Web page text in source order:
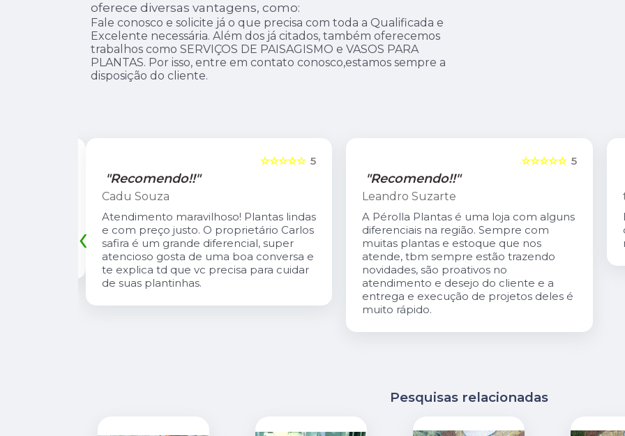
oferece diversas vantagens, como:
Fale conosco e solicite já o que precisa com toda a Qualificada e
Excelente necessária. Além dos já citados, também oferecemos
trabalhos como SERVIÇOS DE PAISAGISMO e VASOS PARA
PLANTAS. Por isso, entre em contato conosco,estamos sempre a
disposição do cliente.
5
☆☆☆☆☆
"Recomendo!!"
Leandro Suzarte
A Pérolla Plantas é uma loja com alguns
diferenciais na região. Sempre com
muitas plantas e estoque que nos
atende, tbm sempre estão trazendo
novidades, são proativos no
atendimento e desejo do cliente e a
muito rápido.
5
☆☆☆☆☆
"Recomendo!!"
tereza coutinho
Excelente atendimento. O Carlis,dono
da loja é especialmente gentil. A loja é
maravilhosa!
‹
Pesquisas relacionadas